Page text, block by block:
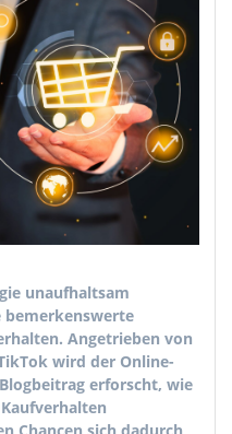
unaufhaltsam
Angetrieben von
wird der Online-
erforscht, wie